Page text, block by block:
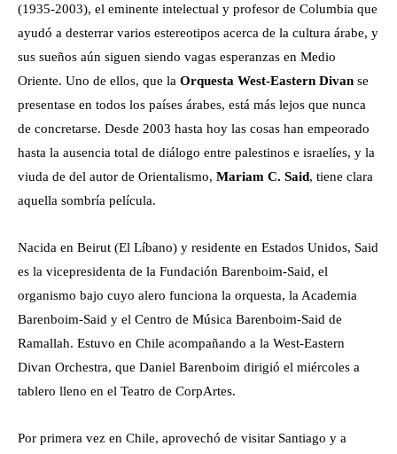
(1935-2003), el eminente intelectual y profesor de Columbia que
ayudó a desterrar varios estereotipos acerca de la cultura árabe, y
sus sueños aún siguen siendo vagas esperanzas en Medio
Oriente. Uno de ellos, que la Orquesta West-Eastern Divan se
presentase en todos los países árabes, está más lejos que nunca
de concretarse. Desde 2003 hasta hoy las cosas han empeorado
hasta la ausencia total de diálogo entre palestinos e israelíes, y la
viuda de del autor de Orientalismo, Mariam C. Said, tiene clara
aquella sombría película.
Nacida en Beirut (El Líbano) y residente en Estados Unidos, Said
es la vicepresidenta de la Fundación Barenboim-Said, el
organismo bajo cuyo alero funciona la orquesta, la Academia
Barenboim-Said y el Centro de Música Barenboim-Said de
Ramallah. Estuvo en Chile acompañando a la West-Eastern
Divan Orchestra, que Daniel Barenboim dirigió el miércoles a
tablero lleno en el Teatro de CorpArtes.
Por primera vez en Chile, aprovechó de visitar Santiago y a